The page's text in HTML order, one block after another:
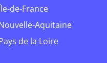
Île-de-France
Nouvelle-Aquitaine
Pays de la Loire